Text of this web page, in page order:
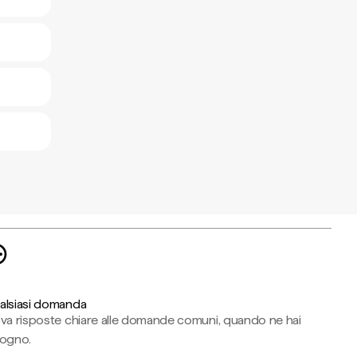
domanda
risposte chiare alle domande comuni, quando ne hai